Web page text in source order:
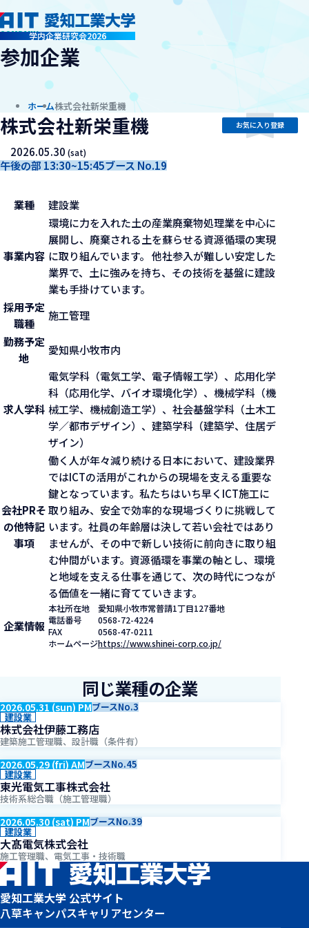
学内企業研究会2026
company
参加企業
ホーム株式会社新栄重機
株式会社新栄重機
2026.05.30(sat)
午後の部 13:30~15:45ブース No.19
お気に入り登録
業種 建設業
事業内容
環境に力を入れた土の産業廃棄物処理業を中心に
展開し、廃棄される土を蘇らせる資源循環の実現
に取り組んでいます。 他社参入が難しい安定した
業界で、土に強みを持ち、その技術を基盤に建設
業も手掛けています。
採用予定
職種
施工管理
勤務予定
地
愛知県小牧市内
求人学科
電気学科（電気工学、電子情報工学）、応用化学
科（応用化学、バイオ環境化学）、機械学科（機
械工学、機械創造工学）、社会基盤学科（土木工
学／都市デザイン）、建築学科（建築学、住居デ
ザイン）
会社PRそ
の他特記
事項
働く人が年々減り続ける日本において、建設業界
ではICTの活用がこれからの現場を支える重要な
鍵となっています。私たちはいち早くICT施工に
取り組み、安全で効率的な現場づくりに挑戦して
います。社員の年齢層は決して若い会社ではあり
ませんが、その中で新しい技術に前向きに取り組
む仲間がいます。資源循環を事業の軸とし、環境
と地域を支える仕事を通じて、次の時代につなが
る価値を一緒に育てていきます。
企業情報
本社所在地
愛知県小牧市常普請1丁目127番地
電話番号
0568-72-4224
FAX
0568-47-0211
ホームページhttps://www.shinei-corp.co.jp/
同じ業種の企業
2026.05.31 (sun) PMブースNo.3
建設業
株式会社伊藤工務店
建築施工管理職、設計職（条件有）
2026.05.29 (fri) AMブースNo.45
建設業
東光電気工事株式会社
技術系総合職（施工管理職）
2026.05.30 (sat) PMブースNo.39
建設業
大髙電気株式会社
施工管理職、電気工事・技術職
愛知工業大学 公式サイト
八草キャンパスキャリアセンター